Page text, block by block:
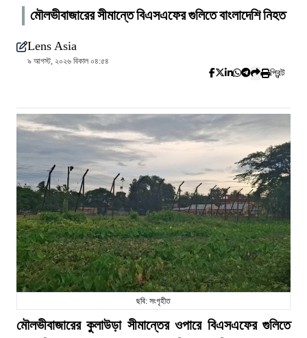
মৌলভীবাজারের সীমান্তে বিএসএফের গুলিতে বাংলাদেশি নিহত
Lens Asia
৯ আগস্ট, ২০২৬ বিকাল ০৪:৫৪
প্রিন্ট
ছবি: সংগৃহীত
মৌলভীবাজারের কুলাউড়া সীমান্তের ওপারে বিএসএফের গুলিতে